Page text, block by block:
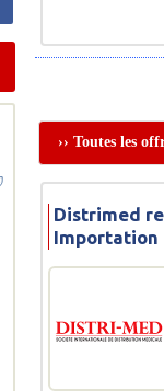
›› Toutes les
Distrimed
Importation